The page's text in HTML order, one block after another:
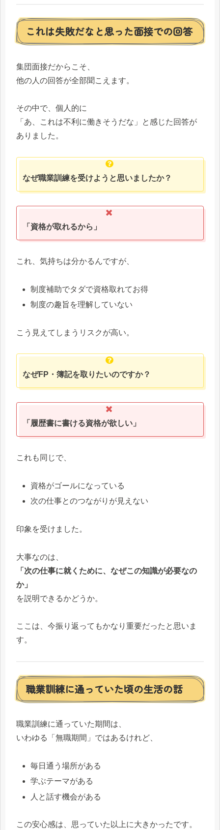
これは失敗だなと思った面接での回答
集団面接だからこそ、
他の人の回答が全部聞こえます。
その中で、個人的に
「あ、これは不利に働きそうだな」と感じた回答が
ありました。
なぜ職業訓練を受けようと思いましたか？
「資格が取れるから」
これ、気持ちは分かるんですが、
制度補助でタダで資格取れてお得
制度の趣旨を理解していない
こう見えてしまうリスクが高い。
なぜFP・簿記を取りたいのですか？
「履歴書に書ける資格が欲しい」
これも同じで、
資格がゴールになっている
次の仕事とのつながりが見えない
印象を受けました。
大事なのは、
「次の仕事に就くために、なぜこの知識が必要なの
か」
を説明できるかどうか。
ここは、今振り返ってもかなり重要だったと思いま
す。
職業訓練に通っていた頃の生活の話
職業訓練に通っていた期間は、
いわゆる「無職期間」ではあるけれど、
毎日通う場所がある
学ぶテーマがある
人と話す機会がある
この安心感は、思っていた以上に大きかったです。